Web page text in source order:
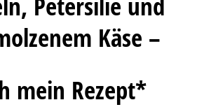
Käse –
mein Rezept*